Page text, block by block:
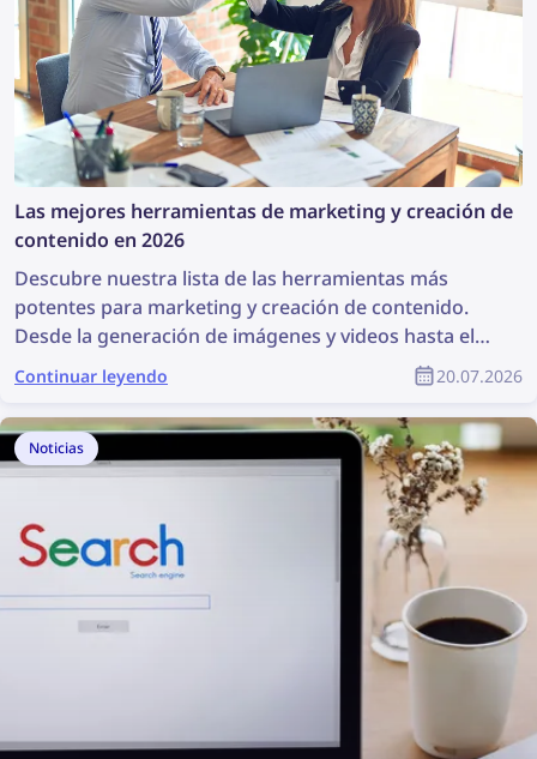
Las mejores herramientas de marketing y creación de
contenido en 2026
Descubre nuestra lista de las herramientas más
potentes para marketing y creación de contenido.
Desde la generación de imágenes y videos hasta el
diseño, la búsqueda de contenido y la protección de
derechos de autor, estas herramientas pueden ser
de gran ayuda para cualquier equipo de marketing.
Este artículo incluye una lista completa de las
mejores herramientas de marketing y creación de
contenido para especialistas en marketing y
diseñadores de producto.
Continuar leyendo 20.07.2026
Noticias